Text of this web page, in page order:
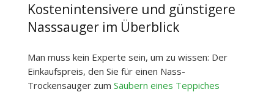
Kostenintensivere und günstigere
Nasssauger im Überblick
Man muss kein Experte sein, um zu wissen: Der
Einkaufspreis, den Sie für einen Nass-
Trockensauger zum Säubern eines Teppiches